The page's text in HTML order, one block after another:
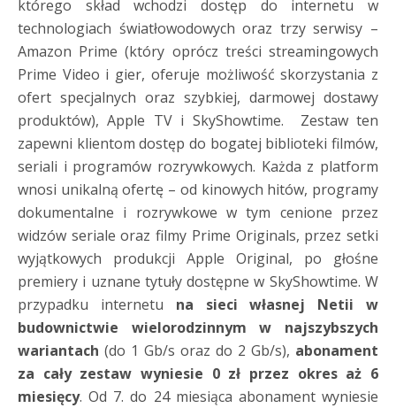
którego skład wchodzi dostęp do internetu w
technologiach światłowodowych oraz trzy serwisy –
Amazon Prime (który oprócz treści streamingowych
Prime Video i gier, oferuje możliwość skorzystania z
ofert specjalnych oraz szybkiej, darmowej dostawy
produktów), Apple TV i SkyShowtime. Zestaw ten
zapewni klientom dostęp do bogatej biblioteki filmów,
seriali i programów rozrywkowych. Każda z platform
wnosi unikalną ofertę – od kinowych hitów, programy
dokumentalne i rozrywkowe w tym cenione przez
widzów seriale oraz filmy Prime Originals, przez setki
wyjątkowych produkcji Apple Original, po głośne
premiery i uznane tytuły dostępne w SkyShowtime. W
przypadku internetu na sieci własnej Netii w
budownictwie wielorodzinnym w najszybszych
wariantach (do 1 Gb/s oraz do 2 Gb/s), abonament
za cały zestaw wyniesie 0 zł przez okres aż 6
miesięcy. Od 7. do 24 miesiąca abonament wyniesie